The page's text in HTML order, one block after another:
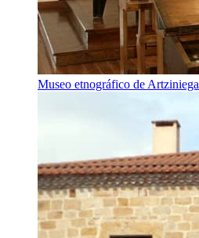
Museo etnográfico de Artziniega